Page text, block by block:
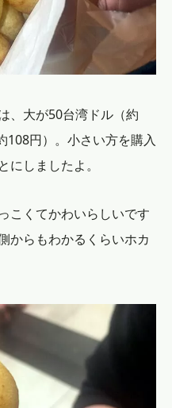
、大が50台湾ドル（約
108円）。小さい方を購入
にしましたよ。
こくてかわいらしいです
からもわかるくらいホカ